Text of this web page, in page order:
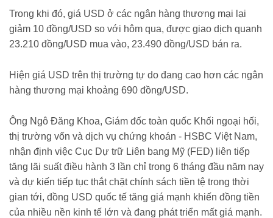
Trong khi đó, giá USD ở các ngân hàng thương mại lại
giảm 10 đồng/USD so với hôm qua, được giao dịch quanh
23.210 đồng/USD mua vào, 23.490 đồng/USD bán ra.
Hiện giá USD trên thị trường tự do đang cao hơn các ngân
hàng thương mại khoảng 690 đồng/USD.
Ông Ngô Đăng Khoa, Giám đốc toàn quốc Khối ngoại hối,
thị trường vốn và dịch vụ chứng khoán - HSBC Việt Nam,
nhận định việc Cục Dự trữ Liên bang Mỹ (FED) liên tiếp
tăng lãi suất điều hành 3 lần chỉ trong 6 tháng đầu năm nay
và dự kiến tiếp tục thắt chặt chính sách tiền tệ trong thời
gian tới, đồng USD quốc tế tăng giá mạnh khiến đồng tiền
của nhiều nền kinh tế lớn và đang phát triển mất giá mạnh.